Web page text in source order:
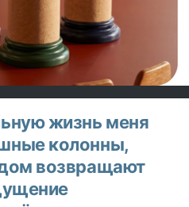
жизнь меня
колонны,
возвращают